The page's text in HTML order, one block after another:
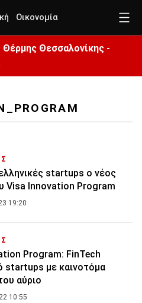
Οικονομία
Θεσσαλονίκης -
startups ο νέος
Visa Innovation Program
19:20
Program: FinTech
startups με καινοτόμα
αύριο
10:55